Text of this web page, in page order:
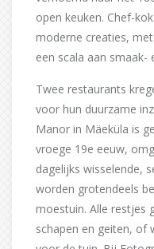
open keuken. Chef-
moderne creaties,
een scala aan
Twee restaurants
voor hun duurzame
Manor in Mäeküla is
vroege 19e eeuw,
dagelijks wisselende,
worden grotendeels
moestuin. Alle restjes
schapen en geiten, of